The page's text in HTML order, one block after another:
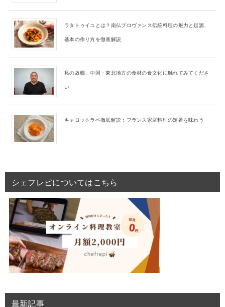
ラタトゥイユとは？南仏プロヴァンス伝統料理の魅力と起源、
基本の作り方を徹底解説
私の故郷、中国・東北地方の食材の食文化に触れてみてくださ
い
キャロットラペ徹底解説：フランス家庭料理の定番を味わう
シェフレピについてはこちら
最新記事